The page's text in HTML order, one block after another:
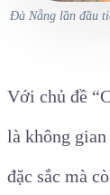
Đà Nẵng lần đầu
Với chủ đề
là không
đặc sắc mà